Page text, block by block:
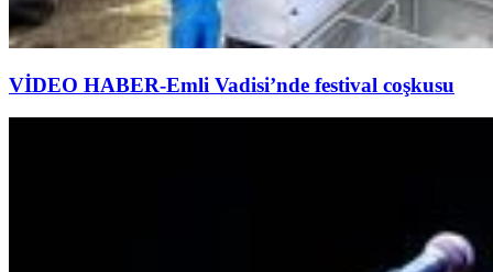
VİDEO HABER-Emli Vadisi’nde festival coşkusu